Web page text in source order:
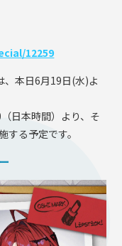
12259
、本日6月19日(水)よ
日本時間）より、そ
る予定です。